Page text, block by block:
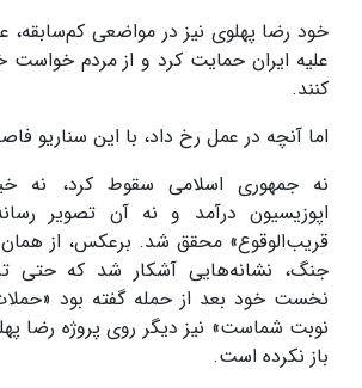
خود رضا پهلوی نیز در مواضعی کم‌سابقه،
علیه ایران حمایت کرد و از مردم خواست
کنند.
اما آنچه در عمل رخ داد، با این سناریو
نه جمهوری اسلامی سقوط کرد، نه
اپوزیسیون درآمد و نه آن تصویر
قریب‌الوقوع» محقق شد. برعکس، از
جنگ، نشانه‌هایی آشکار شد که حتی
نخست خود بعد از حمله گفته بود
نوبت شماست» نیز دیگر روی پروژه رضا
باز نکرده است.